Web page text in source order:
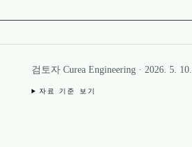
검토자 Curea Engineering · 2026. 5. 10.
자료 기준 보기